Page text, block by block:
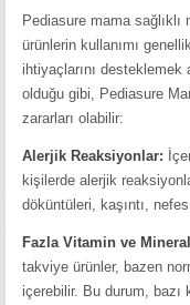
Pediasure mama
ürünlerin kullanımı
ihtiyaçlarını
olduğu gibi, Pediasure
zararları olabilir:
Alerjik Reaksiyonlar:
kişilerde alerjik
döküntüleri, kaşıntı,
Fazla Vitamin ve
takviye ürünler, bazen
içerebilir. Bu durum, bazı